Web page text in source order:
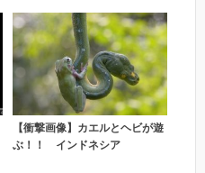
【衝撃画像】カエルとヘビが遊
ぶ！！ インドネシア